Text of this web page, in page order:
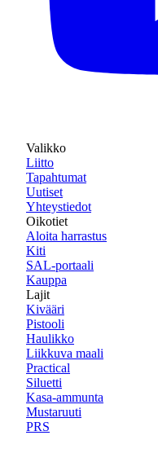
Valikko
Liitto
Tapahtumat
Uutiset
Yhteystiedot
Oikotiet
Aloita harrastus
Kiti
SAL-portaali
Kauppa
Lajit
Kivääri
Pistooli
Haulikko
Liikkuva maali
Practical
Siluetti
Kasa-ammunta
Mustaruuti
PRS